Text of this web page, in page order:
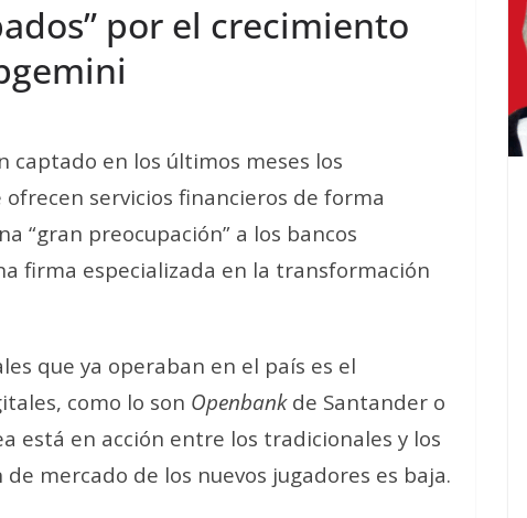
por el crecimiento
captado en los últimos meses los
ofrecen servicios financieros de forma
“gran preocupación” a los bancos
firma especializada en la transformación
que ya operaban en el país es el
como lo son Openbankde Santander o
está en acción entre los tradicionales y los
mercado de los nuevos jugadores es baja.